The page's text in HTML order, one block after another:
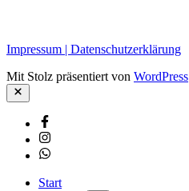
Impressum | Datenschutzerklärung
Mit Stolz präsentiert von WordPress
Schließen
Facebook
Instagram
Whatsapp
Start